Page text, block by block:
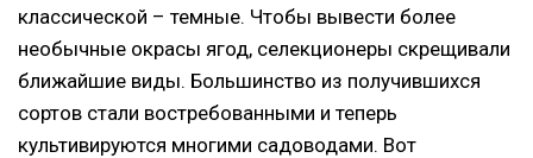
классической – темные. Чтобы вывести более
необычные окрасы ягод, селекционеры скрещивали
ближайшие виды. Большинство из получившихся
сортов стали востребованными и теперь
культивируются многими садоводами. Вот